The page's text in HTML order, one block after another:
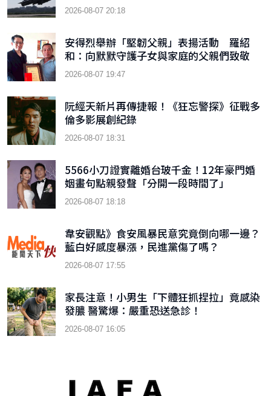
2026-08-07 20:18
安得烈舉辦「堅韌父親」表揚活動 羅紹
和：向默默守護子女與家庭的父親們致敬
2026-08-07 19:47
阮經天新片再傳捷報！《狂忘警探》征戰多
倫多影展創紀錄
2026-08-07 18:31
5566小刀證實離婚台玻千金！12年豪門婚
姻畫句點親發聲「分開一段時間了」
2026-08-07 18:18
韋安觀點》食安風暴民意究竟倒向哪一邊？
藍白好感度暴漲，民進黨傷了嗎？
2026-08-07 17:55
家長注意！小男生「下體狂抓捏拉」竟感染
發膿 醫驚爆：嚴重恐送急診！
2026-08-07 16:05